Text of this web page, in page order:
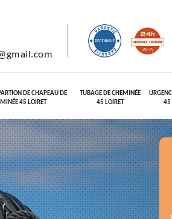
DE CHAPEAU DE
45 LOIRET
TUBAGE DE CHEMINÉE
45 LOIRET
45